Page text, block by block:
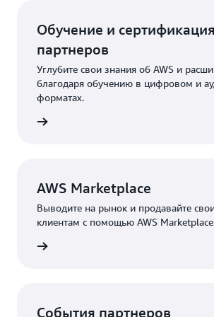
Обучение и сертификация
партнеров
Углубите свои знания об AWS и
благодаря обучению в цифровом и
форматах.
AWS Marketplace
Выводите на рынок и продавайте
клиентам с помощью AWS
События партнеров